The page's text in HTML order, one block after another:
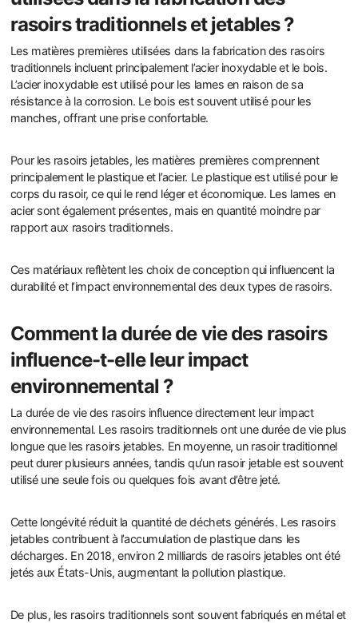
rasoirs traditionnels et jetables ?
Les matières premières utilisées dans la fabrication des rasoirs
traditionnels incluent principalement l’acier inoxydable et le bois.
L’acier inoxydable est utilisé pour les lames en raison de sa
résistance à la corrosion. Le bois est souvent utilisé pour les
manches, offrant une prise confortable.
Pour les rasoirs jetables, les matières premières comprennent
principalement le plastique et l’acier. Le plastique est utilisé pour le
corps du rasoir, ce qui le rend léger et économique. Les lames en
acier sont également présentes, mais en quantité moindre par
rapport aux rasoirs traditionnels.
Ces matériaux reflètent les choix de conception qui influencent la
durabilité et l’impact environnemental des deux types de rasoirs.
Comment la durée de vie des rasoirs
influence-t-elle leur impact
environnemental ?
La durée de vie des rasoirs influence directement leur impact
environnemental. Les rasoirs traditionnels ont une durée de vie plus
longue que les rasoirs jetables. En moyenne, un rasoir traditionnel
peut durer plusieurs années, tandis qu’un rasoir jetable est souvent
utilisé une seule fois ou quelques fois avant d’être jeté.
Cette longévité réduit la quantité de déchets générés. Les rasoirs
jetables contribuent à l’accumulation de plastique dans les
décharges. En 2018, environ 2 milliards de rasoirs jetables ont été
jetés aux États-Unis, augmentant la pollution plastique.
De plus, les rasoirs traditionnels sont souvent fabriqués en métal et